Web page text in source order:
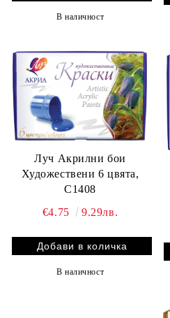
В наличност
Луч Акрилни бои
Художествени 6 цвята,
С1408
€4.75
9.29лв.
В наличност